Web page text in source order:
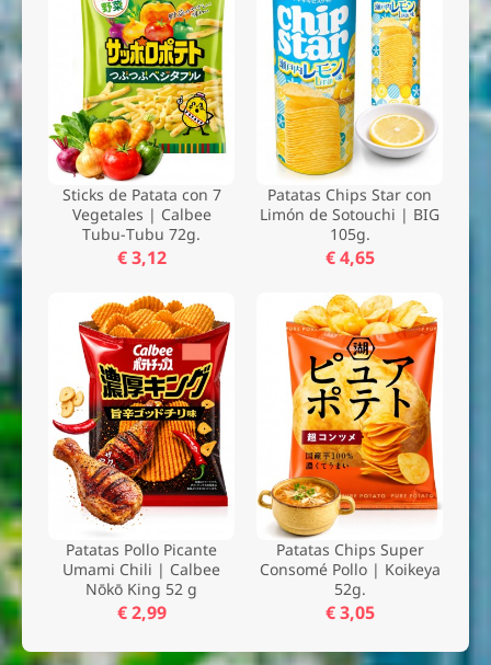
Sticks de Patata con 7
Vegetales | Calbee
Tubu-Tubu 72g.
€ 3,12
Patatas Chips Star con
Limón de Sotouchi | BIG
105g.
€ 4,65
Patatas Pollo Picante
Umami Chili | Calbee
Nōkō King 52 g
€ 2,99
Patatas Chips Super
Consomé Pollo | Koikeya
52g.
€ 3,05